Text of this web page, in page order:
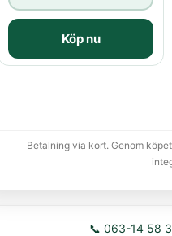
Köp nu
Betalning via kort. Genom
📞 063-14 58